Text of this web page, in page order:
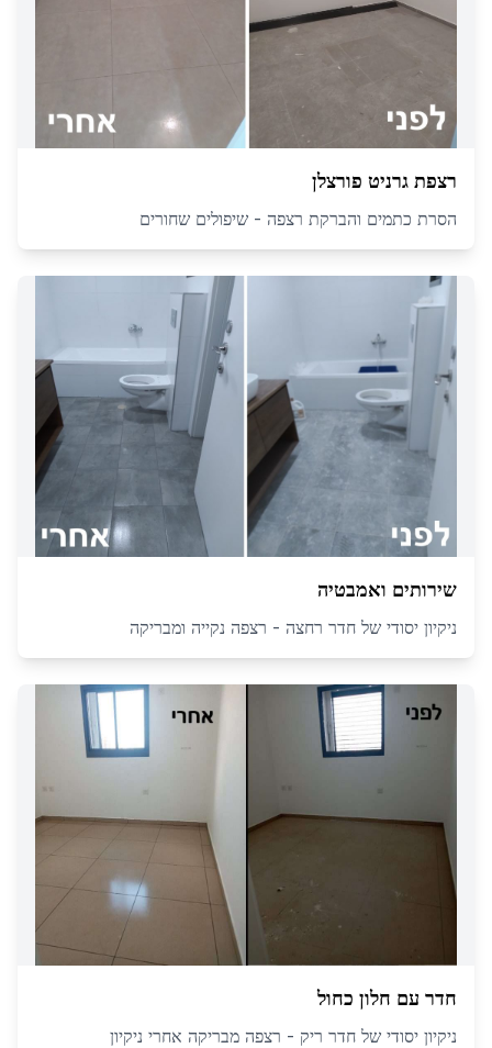
רצפת גרניט פורצלן
הסרת כתמים והברקת רצפה - שיפולים שחורים
שירותים ואמבטיה
ניקיון יסודי של חדר רחצה - רצפה נקייה ומבריקה
חדר עם חלון כחול
ניקיון יסודי של חדר ריק - רצפה מבריקה אחרי ניקיון